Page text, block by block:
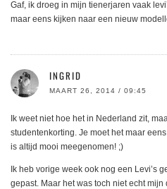
Gaf, ik droeg in mijn tienerjaren vaak
maar eens kijken naar een nieuw
INGRID
MAART 26, 2014 / 09:45
Ik weet niet hoe het in Nederland zit,
studentenkorting. Je moet het maar
is altijd mooi meegenomen! ;)
Ik heb vorige week ook nog een Levi’s
gepast. Maar het was toch niet echt mijn